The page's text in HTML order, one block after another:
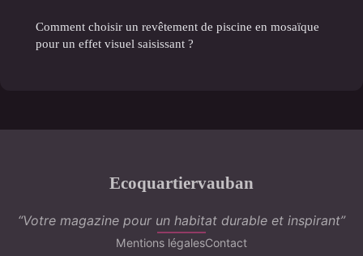
Comment choisir un revêtement de piscine en mosaïque
pour un effet visuel saisissant ?
Ecoquartiervauban
“Votre magazine pour un habitat durable et inspirant”
Mentions légalesContact